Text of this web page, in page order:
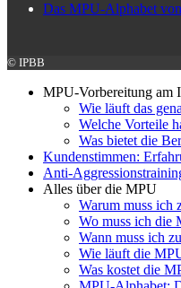
Das MPU-Alphabet
© IPBB
MPU-Vorbereitung am
Wie läuft das
Welche Vorteile
Was bietet die
Kundenstimmen:
Anti-
Alles über die MPU
Warum muss ich
Wo muss ich die
Wann muss ich
Wie läuft die
Was kostet die